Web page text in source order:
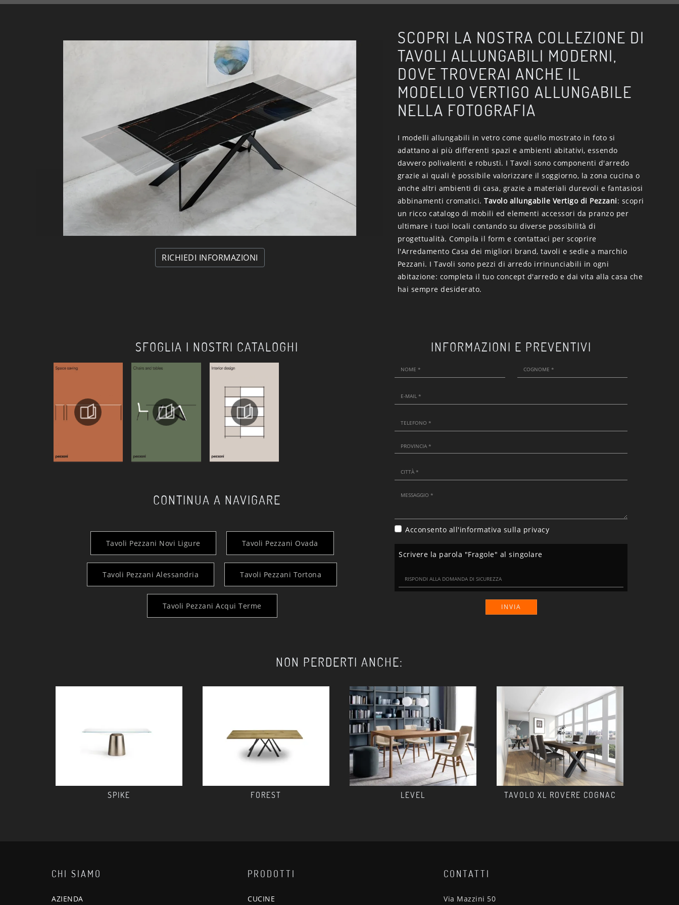
RICHIEDI INFORMAZIONI
SCOPRI LA NOSTRA COLLEZIONE DI
TAVOLI ALLUNGABILI MODERNI,
DOVE TROVERAI ANCHE IL
MODELLO VERTIGO ALLUNGABILE
NELLA FOTOGRAFIA
I modelli allungabili in vetro come quello mostrato in foto si
adattano ai più differenti spazi e ambienti abitativi, essendo
davvero polivalenti e robusti. I Tavoli sono componenti d'arredo
grazie ai quali è possibile valorizzare il soggiorno, la zona cucina o
anche altri ambienti di casa, grazie a materiali durevoli e fantasiosi
abbinamenti cromatici.Tavolo allungabile Vertigo di Pezzani: scopri
un ricco catalogo di mobili ed elementi accessori da pranzo per
ultimare i tuoi locali contando su diverse possibilità di
progettualità. Compila il form e contattaci per scoprire
l'Arredamento Casa dei migliori brand, tavoli e sedie a marchio
Pezzani. I Tavoli sono pezzi di arredo irrinunciabili in ogni
abitazione: completa il tuo concept d'arredo e dai vita alla casa che
hai sempre desiderato.
SFOGLIA I NOSTRI CATALOGHI
CONTINUA A NAVIGARE
Tavoli Pezzani Novi Ligure Tavoli Pezzani Ovada
Tavoli Pezzani Alessandria Tavoli Pezzani Tortona
Tavoli Pezzani Acqui Terme
INFORMAZIONI E PREVENTIVI
Acconsento all'informativa sulla privacy
Scrivere la parola "Fragole" al singolare
INVIA
NON PERDERTI ANCHE:
SPIKE FOREST LEVEL TAVOLO XL ROVERE COGNAC
CHI SIAMO
AZIENDA
PRODOTTI
CUCINE
CONTATTI
Via Mazzini 50